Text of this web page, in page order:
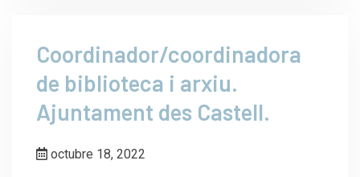
Coordinador/coordinadora
de biblioteca i arxiu.
Ajuntament des Castell.
octubre 18, 2022